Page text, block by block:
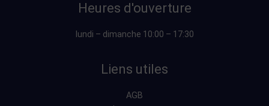
Heures d'ouverture
lundi – dimanche 10:00 – 17:30
Liens utiles
AGB